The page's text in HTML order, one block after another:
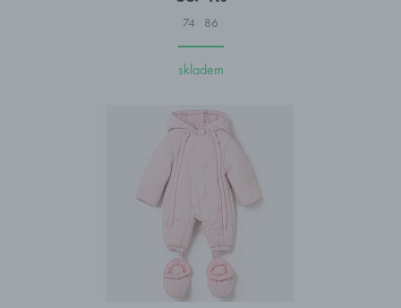
74 86
skladem